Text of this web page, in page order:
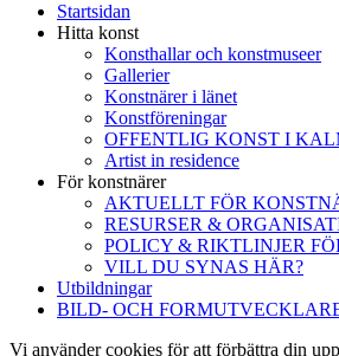
Startsidan
Hitta konst
Konsthallar och konstmuseer
Gallerier
Konstnärer i länet
Konstföreningar
OFFENTLIG KONST I
Artist in residence
För konstnärer
AKTUELLT FÖR
RESURSER &
POLICY & RIKTLINJER
VILL DU SYNAS HÄR?
Utbildningar
BILD- OCH
Vi använder cookies för att förbättra din